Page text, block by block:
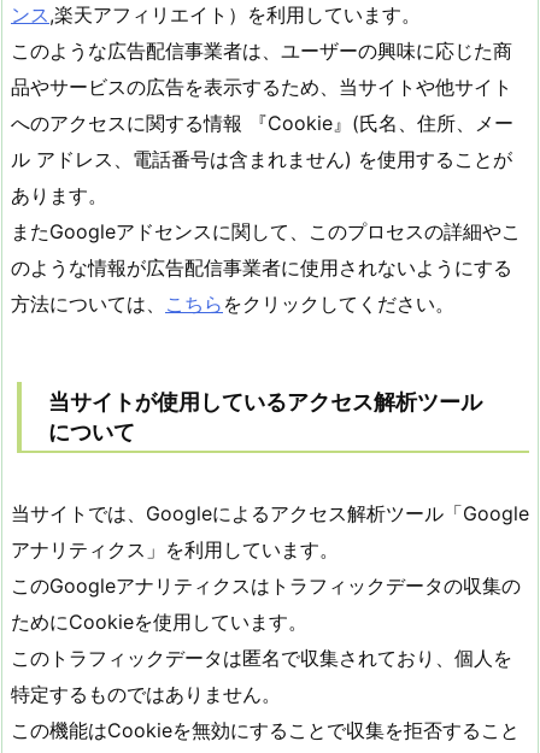
ンス ,楽天アフィリエイト）を利用しています。
このような広告配信事業者は、ユーザーの興味に応じた商
品やサービスの広告を表示するため、当サイトや他サイト
へのアクセスに関する情報 『Cookie』(氏名、住所、メー
ル アドレス、電話番号は含まれません) を使用することが
あります。
またGoogleアドセンスに関して、このプロセスの詳細やこ
のような情報が広告配信事業者に使用されないようにする
方法については、 こちら をクリックしてください。
当サイトが使用しているアクセス解析ツール
について
当サイトでは、Googleによるアクセス解析ツール「Google
アナリティクス」を利用しています。
このGoogleアナリティクスはトラフィックデータの収集の
ためにCookieを使用しています。
このトラフィックデータは匿名で収集されており、個人を
特定するものではありません。
この機能はCookieを無効にすることで収集を拒否すること